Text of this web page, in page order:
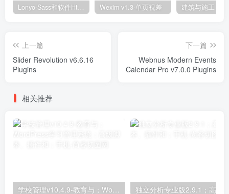
Lonyo-Sass和软件Html模板 Wexim v1.3-单页视差
上一篇
Slider Revolution v6.6.16
Plugins
下一篇
Webnus Modern Events
Calendar Pro v7.0.0 Plugins
相关推荐
学校管理v10.4.9-教育与；WordPress学习管理系统；高级脚本、插件和；手机